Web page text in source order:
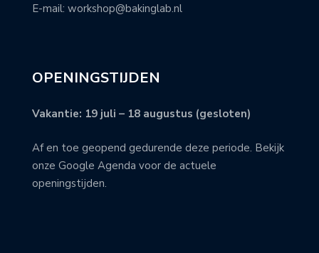
E-mail: workshop@bakinglab.nl
OPENINGSTIJDEN
Vakantie: 19 juli – 18 augustus (gesloten)
Af en toe geopend gedurende deze periode. Bekijk
onze Google Agenda voor de actuele
openingstijden.